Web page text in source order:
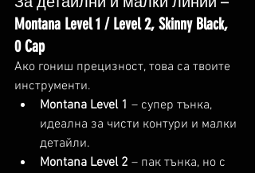
Montana Level 1 / Level 2, Skinny Black,
0 Cap
Ако гониш прецизност, това са твоите
инструменти.
Montana Level 1 – супер тънка,
идеална за чисти контури и малки
детайли.
Montana Level 2 – пак тънка, но с